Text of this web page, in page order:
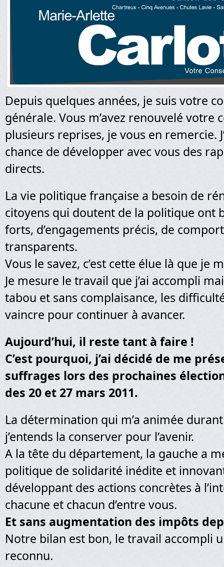
Depuis quelques années, je suis votre
générale. Vous m’avez renouvelé votre
plusieurs reprises, je vous en remercie.
chance de développer avec vous des
directs.
La vie politique française a besoin de
citoyens qui doutent de la politique ont
forts, d’engagements précis, de
transparents.
Vous le savez, c’est cette élue là que je
Je mesure le travail que j’ai accompli
tabou et sans complaisance, les
vaincre pour continuer à avancer.
Aujourd’hui, il reste tant à faire !
C’est pourquoi, j’ai décidé de me
suffrages lors des prochaines
des 20 et 27 mars 2011.
La détermination qui m’a animée
j’entends la conserver pour l’avenir.
A la tête du département, la gauche a
politique de solidarité inédite et
développant des actions concrètes à
chacune et chacun d’entre vous.
Et sans augmentation des impôts
Notre bilan est bon, le travail accompli
reconnu.